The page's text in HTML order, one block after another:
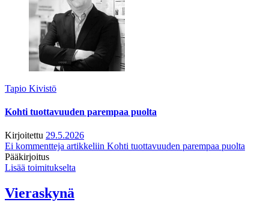
Tapio Kivistö
Kohti tuottavuuden parempaa puolta
Kirjoitettu 29.5.2026
Ei kommentteja artikkeliin Kohti tuottavuuden parempaa puolta
Pääkirjoitus
Lisää toimitukselta
Vieraskynä